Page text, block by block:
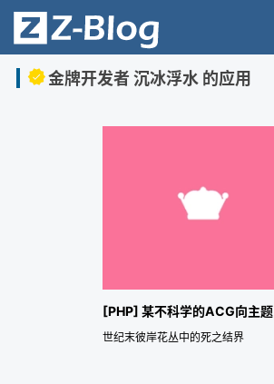
金牌开发者 沉冰浮水 的应用
[PHP] 某不科学的ACG向主题
世纪末彼岸花丛中的死之结界